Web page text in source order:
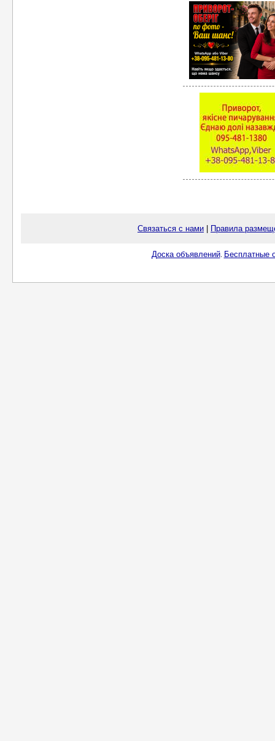
Связаться с нами Правила
Доска объявлений. Бесплатные